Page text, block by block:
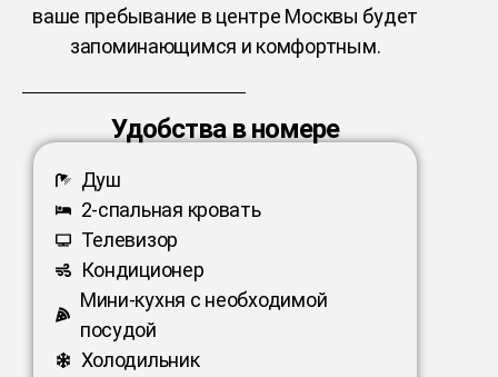
ваше пребывание в центре Москвы будет
запоминающимся и комфортным.
Удобства в номере
Душ
2-спальная кровать
Телевизор
Кондиционер
Мини-кухня с необходимой
посудой
Холодильник